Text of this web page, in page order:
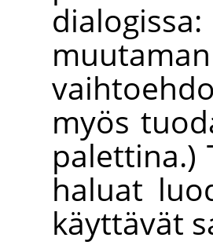
myös
palettina.)
haluat
käyttävät